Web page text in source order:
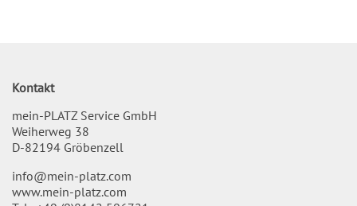
Kontakt
mein-PLATZ Service GmbH
Weiherweg 38
D-82194 Gröbenzell
info@mein-platz.com
www.mein-platz.com